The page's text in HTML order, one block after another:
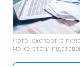
Фото: експертка
може стати